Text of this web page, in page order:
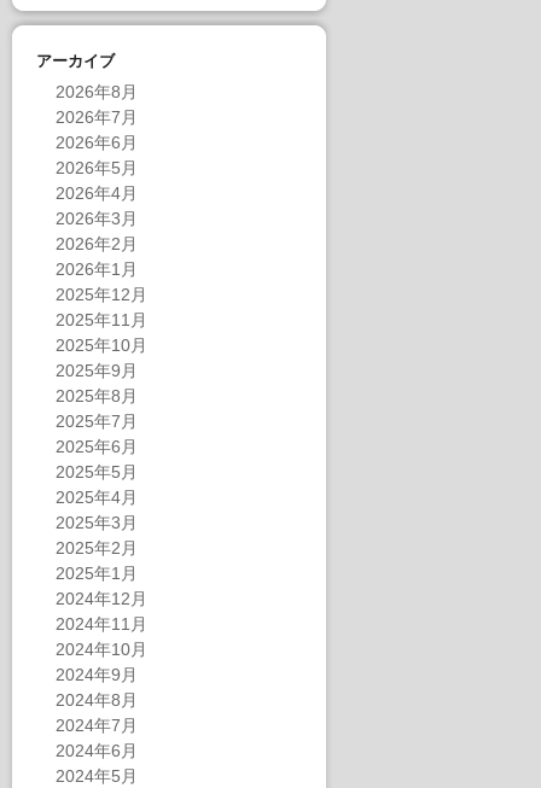
アーカイブ
2026年8月
2026年7月
2026年6月
2026年5月
2026年4月
2026年3月
2026年2月
2026年1月
2025年12月
2025年11月
2025年10月
2025年9月
2025年8月
2025年7月
2025年6月
2025年5月
2025年4月
2025年3月
2025年2月
2025年1月
2024年12月
2024年11月
2024年10月
2024年9月
2024年8月
2024年7月
2024年6月
2024年5月